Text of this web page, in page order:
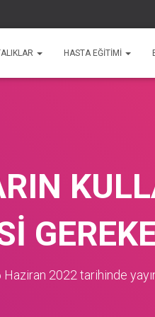
HASTA EĞİTİMİ
Haziran 2022 tarihinde